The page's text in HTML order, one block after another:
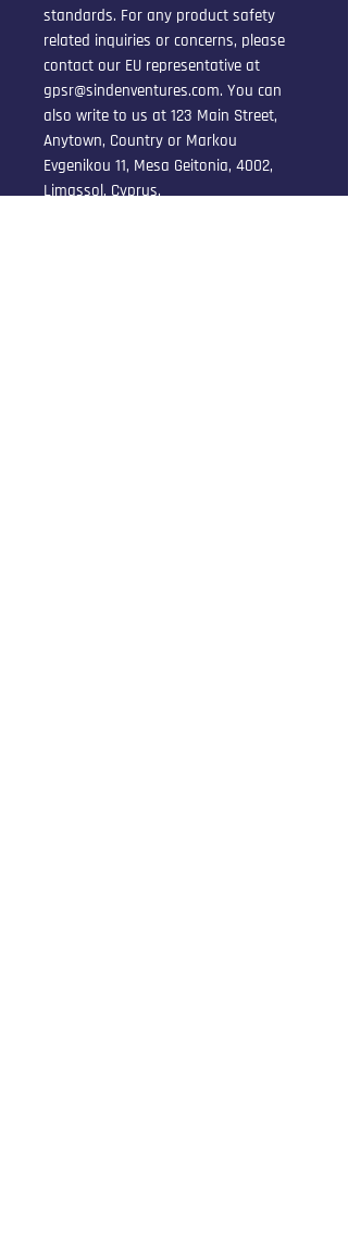
standards. For any product safety
related inquiries or concerns, please
gpsr@sindenventures.com. You can
also write to us at 123 Main Street,
Anytown, Country or Markou
Evgenikou 11, Mesa Geitonia, 4002,
Limassol, Cyprus.